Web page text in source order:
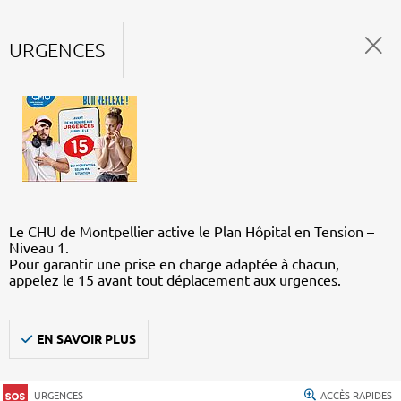
URGENCES
Le CHU de Montpellier active le Plan Hôpital en Tension –
Niveau 1.
Pour garantir une prise en charge adaptée à chacun,
appelez le 15 avant tout déplacement aux urgences.
EN SAVOIR PLUS
URGENCES ACCÈS RAPIDES